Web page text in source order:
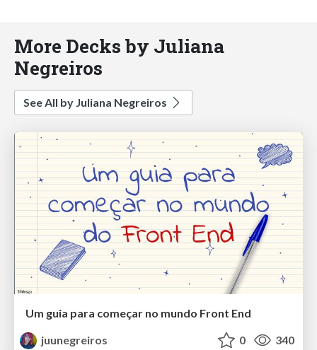
More Decks by Juliana
Negreiros
See All by Juliana Negreiros
Um guia para começar no mundo Front End
juunegreiros
0 340